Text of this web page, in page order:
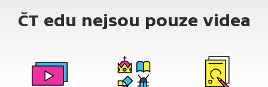
ČT edu nejsou pouze videa